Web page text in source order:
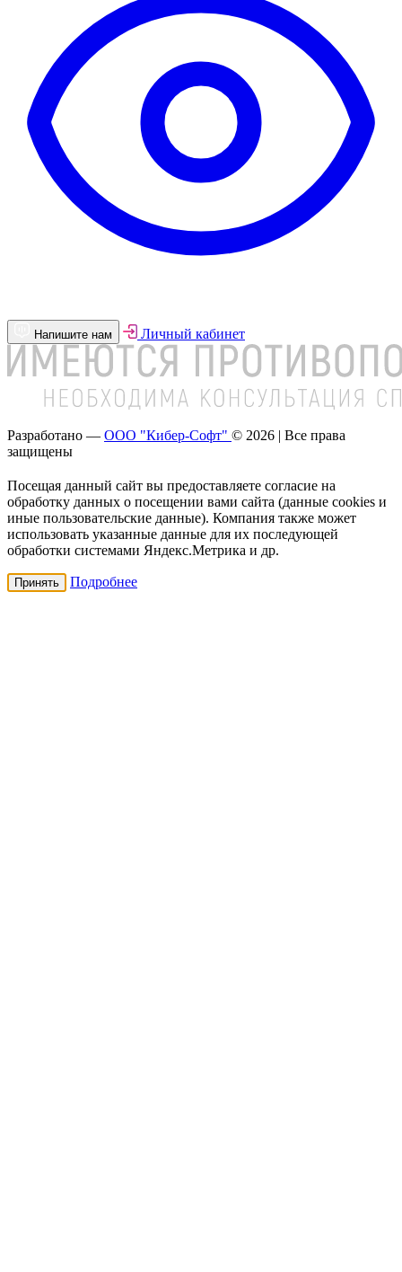
Напишите нам Личный кабинет
Разработано — ООО "Кибер-Софт" © 2026 | Все права
защищены
Посещая данный сайт вы предоставляете согласие на
обработку данных о посещении вами сайта (данные cookies и
иные пользовательские данные). Компания также может
использовать указанные данные для их последующей
обработки системами Яндекс.Метрика и др.
Принять Подробнее